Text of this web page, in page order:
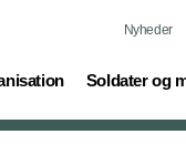
Nyheder
Soldater og
(current)